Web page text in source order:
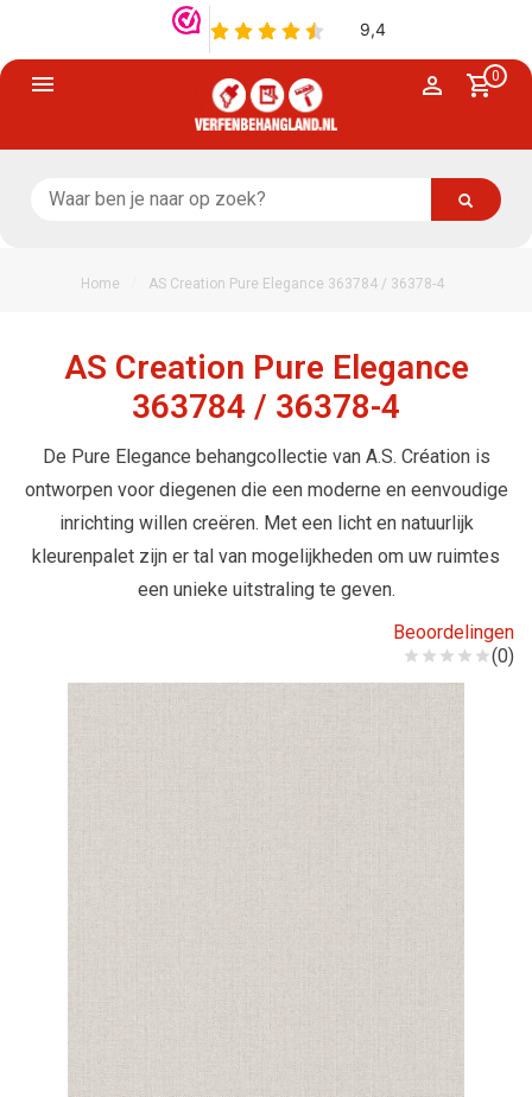
0
Home AS Creation Pure Elegance 363784 / 36378-4
AS Creation Pure Elegance
363784 / 36378-4
De Pure Elegance behangcollectie van A.S. Création is
ontworpen voor diegenen die een moderne en eenvoudige
inrichting willen creëren. Met een licht en natuurlijk
kleurenpalet zijn er tal van mogelijkheden om uw ruimtes
een unieke uitstraling te geven.
Beoordelingen
(0)